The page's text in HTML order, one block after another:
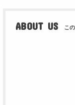
ABOUT US